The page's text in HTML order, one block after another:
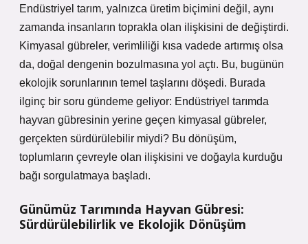
Endüstriyel tarım, yalnızca üretim biçimini değil, aynı
zamanda insanların toprakla olan ilişkisini de değiştirdi.
Kimyasal gübreler, verimliliği kısa vadede artırmış olsa
da, doğal dengenin bozulmasına yol açtı. Bu, bugünün
ekolojik sorunlarının temel taşlarını döşedi. Burada
ilginç bir soru gündeme geliyor: Endüstriyel tarımda
hayvan gübresinin yerine geçen kimyasal gübreler,
gerçekten sürdürülebilir miydi? Bu dönüşüm,
toplumların çevreyle olan ilişkisini ve doğayla kurduğu
bağı sorgulatmaya başladı.
Günümüz Tarımında Hayvan Gübresi:
Sürdürülebilirlik ve Ekolojik Dönüşüm